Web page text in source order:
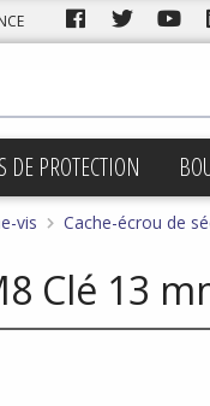
DE PROTECTION
vis Cache-écrou de
Clé 13